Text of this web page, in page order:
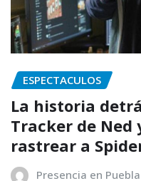
ESPECTACULOS
La historia
Tracker de Ned
rastrear a
Presencia en Puebla